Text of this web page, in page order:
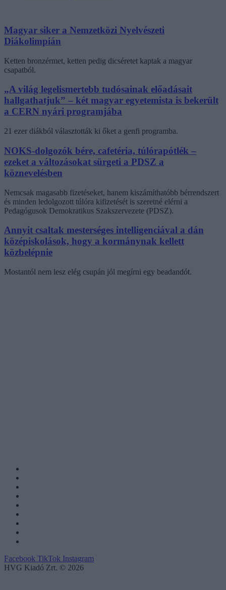
Magyar siker a Nemzetközi Nyelvészeti
Diákolimpián
Ketten bronzérmet, ketten pedig dicséretet kaptak a magyar
csapatból.
„A világ legelismertebb tudósainak előadásait
hallgathatjuk” – két magyar egyetemista is bekerült
a CERN nyári programjába
21 ezer diákból választották ki őket a genfi programba.
NOKS-dolgozók bére, cafetéria, túlórapótlék –
ezeket a változásokat sürgeti a PDSZ a
köznevelésben
Nemcsak magasabb fizetéseket, hanem kiszámíthatóbb bérrendszert
és minden ledolgozott túlóra kifizetését is szeretné elérni a
Pedagógusok Demokratikus Szakszervezete (PDSZ).
Annyit csaltak mesterséges intelligenciával a dán
középiskolások, hogy a kormánynak kellett
közbelépnie
Mostantól nem lesz elég csupán jól megírni egy beadandót.
Facebook TikTok Instagram
HVG Kiadó Zrt. © 2026